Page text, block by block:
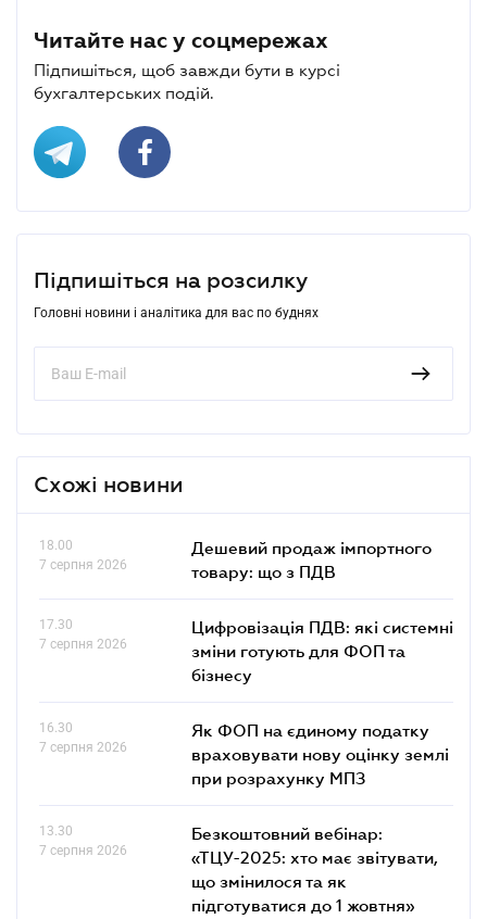
Читайте нас у соцмережах
Підпишіться, щоб завжди бути в курсі
бухгалтерських подій.
Підпишіться на розсилку
Головні новини і аналітика для вас по буднях
Схожі новини
18.00
7 серпня 2026
Дешевий продаж імпортного
товару: що з ПДВ
17.30
7 серпня 2026
Цифровізація ПДВ: які системні
зміни готують для ФОП та
бізнесу
16.30
7 серпня 2026
Як ФОП на єдиному податку
враховувати нову оцінку землі
при розрахунку МПЗ
13.30
7 серпня 2026
Безкоштовний вебінар:
«ТЦУ-2025: хто має звітувати,
що змінилося та як
підготуватися до 1 жовтня»